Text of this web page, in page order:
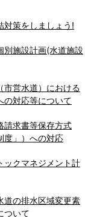
対策をしましょう!
別施設計画(水道施設
市営水道）における
の対応等について
請求書等保存方式
度」）への対応
ックマネジメント計
道の排水区域変更素
ついて